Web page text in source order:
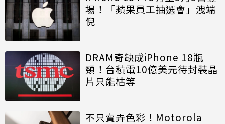
場！「蘋果員工抽選會」洩端
倪
DRAM奇缺成iPhone 18瓶
頸！台積電10億美元待封裝晶
片只能枯等
不只賣弄色彩！Motorola